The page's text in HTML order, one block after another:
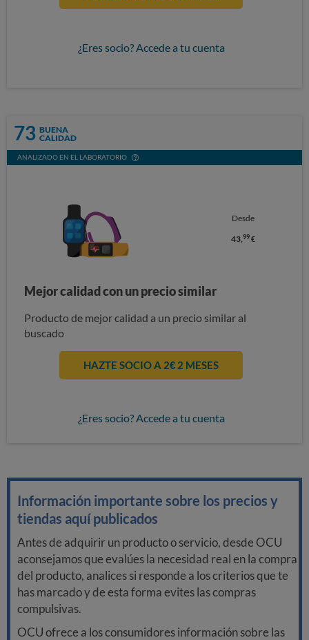
¿Eres socio? Accede a tu cuenta
73 BUENA
CALIDAD
ANALIZADO EN EL LABORATORIO
Desde
43,99€
Mejor calidad con un precio similar
Producto de mejor calidad a un precio similar al
buscado
HAZTE SOCIO A 2€ 2 MESES
¿Eres socio? Accede a tu cuenta
Información importante sobre los precios y
tiendas aquí publicados
Antes de adquirir un producto o servicio, desde OCU
aconsejamos que evalúes la necesidad real en la compra
del producto, analices si responde a los criterios que te
has marcado y de esta forma evites las compras
compulsivas.
OCU ofrece a los consumidores información sobre las